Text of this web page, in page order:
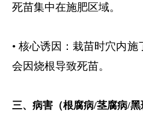
死苗集中在施肥区域。
• 核心诱因：栽苗时穴内
会因烧根导致死苗。
三、病害（根腐病/茎腐病/黑